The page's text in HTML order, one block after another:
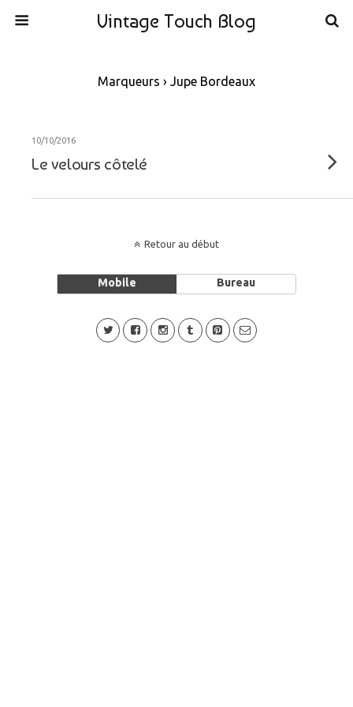
Vintage Touch Blog
Marqueurs › Jupe Bordeaux
10/10/2016
Le velours côtelé
Retour au début
Mobile Bureau